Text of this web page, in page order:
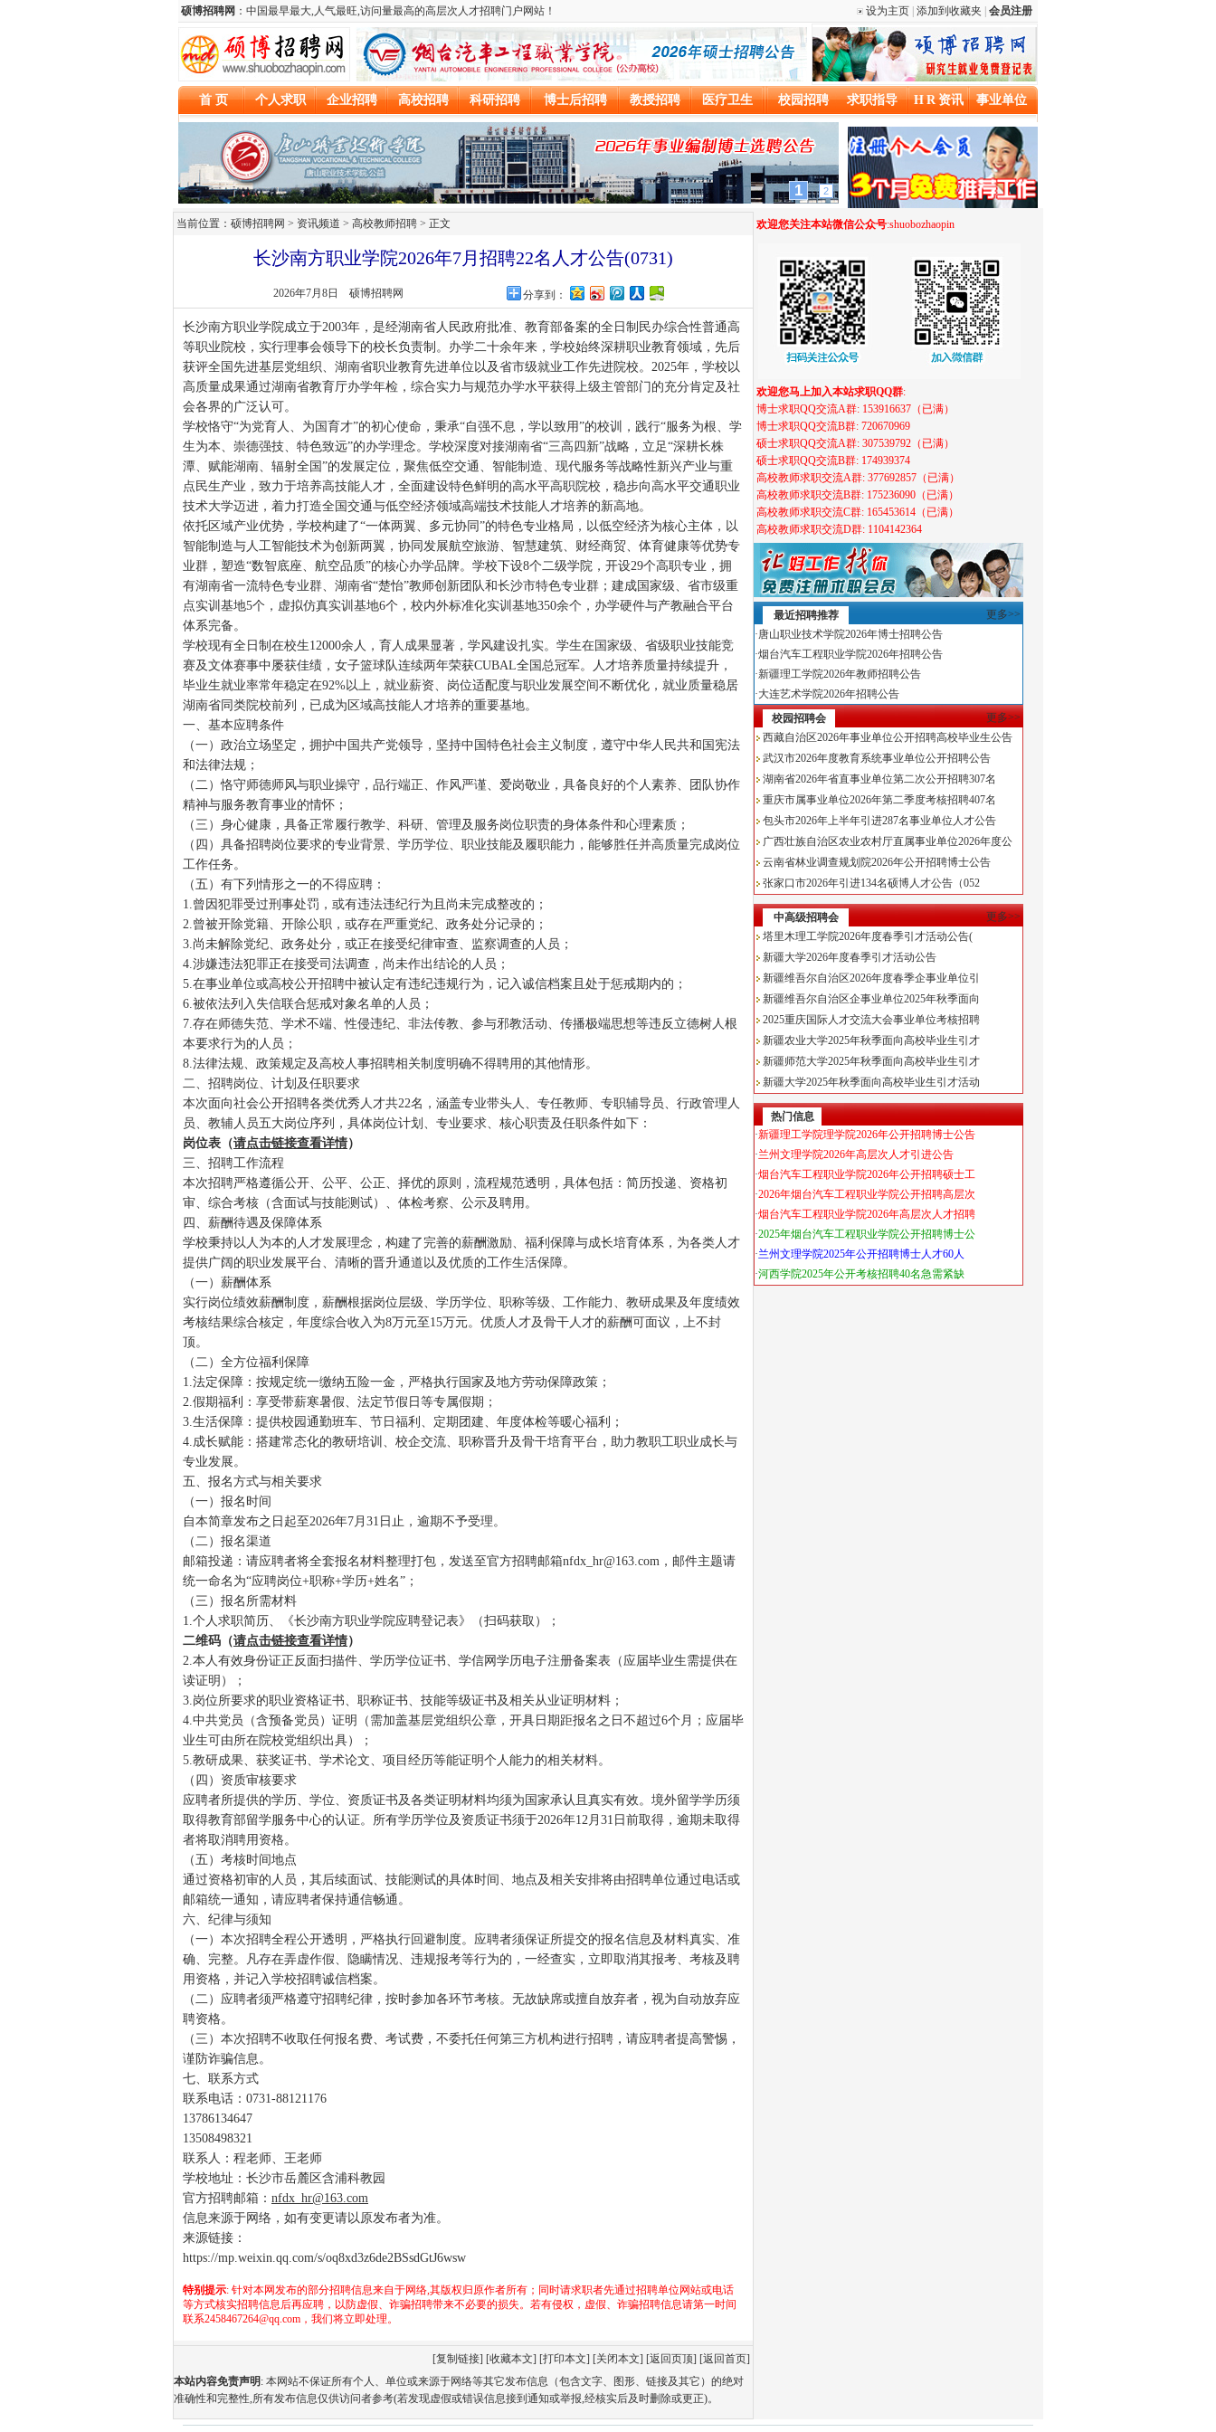
当前位置：硕博招聘网 > 资讯频道 > 高校教师招聘 > 正文
长沙南方职业学院2026年7月招聘22名人才公告(0731)
2026年7月8日 硕博招聘网 分享到：
长沙南方职业学院成立于2003年，是经湖南省人民政府批准、教育部备案的全日制民办综合性普通高
等职业院校，实行理事会领导下的校长负责制。办学二十余年来，学校始终深耕职业教育领域，先后
获评全国先进基层党组织、湖南省职业教育先进单位以及省市级就业工作先进院校。2025年，学校以
高质量成果通过湖南省教育厅办学年检，综合实力与规范办学水平获得上级主管部门的充分肯定及社
会各界的广泛认可。
学校恪守“为党育人、为国育才”的初心使命，秉承“自强不息，学以致用”的校训，践行“服务为根、学
生为本、崇德强技、特色致远”的办学理念。学校深度对接湖南省“三高四新”战略，立足“深耕长株
潭、赋能湖南、辐射全国”的发展定位，聚焦低空交通、智能制造、现代服务等战略性新兴产业与重
点民生产业，致力于培养高技能人才，全面建设特色鲜明的高水平高职院校，稳步向高水平交通职业
技术大学迈进，着力打造全国交通与低空经济领域高端技术技能人才培养的新高地。
依托区域产业优势，学校构建了“一体两翼、多元协同”的特色专业格局，以低空经济为核心主体，以
智能制造与人工智能技术为创新两翼，协同发展航空旅游、智慧建筑、财经商贸、体育健康等优势专
业群，塑造“数智底座、航空品质”的核心办学品牌。学校下设8个二级学院，开设29个高职专业，拥
有湖南省一流特色专业群、湖南省“楚怡”教师创新团队和长沙市特色专业群；建成国家级、省市级重
点实训基地5个，虚拟仿真实训基地6个，校内外标准化实训基地350余个，办学硬件与产教融合平台
体系完备。
学校现有全日制在校生12000余人，育人成果显著，学风建设扎实。学生在国家级、省级职业技能竞
赛及文体赛事中屡获佳绩，女子篮球队连续两年荣获CUBAL全国总冠军。人才培养质量持续提升，
毕业生就业率常年稳定在92%以上，就业薪资、岗位适配度与职业发展空间不断优化，就业质量稳居
湖南省同类院校前列，已成为区域高技能人才培养的重要基地。
一、基本应聘条件
（一）政治立场坚定，拥护中国共产党领导，坚持中国特色社会主义制度，遵守中华人民共和国宪法
和法律法规；
（二）恪守师德师风与职业操守，品行端正、作风严谨、爱岗敬业，具备良好的个人素养、团队协作
精神与服务教育事业的情怀；
（三）身心健康，具备正常履行教学、科研、管理及服务岗位职责的身体条件和心理素质；
（四）具备招聘岗位要求的专业背景、学历学位、职业技能及履职能力，能够胜任并高质量完成岗位
工作任务。
（五）有下列情形之一的不得应聘：
1.曾因犯罪受过刑事处罚，或有违法违纪行为且尚未完成整改的；
2.曾被开除党籍、开除公职，或存在严重党纪、政务处分记录的；
3.尚未解除党纪、政务处分，或正在接受纪律审查、监察调查的人员；
4.涉嫌违法犯罪正在接受司法调查，尚未作出结论的人员；
5.在事业单位或高校公开招聘中被认定有违纪违规行为，记入诚信档案且处于惩戒期内的；
6.被依法列入失信联合惩戒对象名单的人员；
7.存在师德失范、学术不端、性侵违纪、非法传教、参与邪教活动、传播极端思想等违反立德树人根
本要求行为的人员；
8.法律法规、政策规定及高校人事招聘相关制度明确不得聘用的其他情形。
二、招聘岗位、计划及任职要求
本次面向社会公开招聘各类优秀人才共22名，涵盖专业带头人、专任教师、专职辅导员、行政管理人
员、教辅人员五大岗位序列，具体岗位计划、专业要求、核心职责及任职条件如下：
岗位表（请点击链接查看详情）
三、招聘工作流程
本次招聘严格遵循公开、公平、公正、择优的原则，流程规范透明，具体包括：简历投递、资格初
审、综合考核（含面试与技能测试）、体检考察、公示及聘用。
四、薪酬待遇及保障体系
学校秉持以人为本的人才发展理念，构建了完善的薪酬激励、福利保障与成长培育体系，为各类人才
提供广阔的职业发展平台、清晰的晋升通道以及优质的工作生活保障。
（一）薪酬体系
实行岗位绩效薪酬制度，薪酬根据岗位层级、学历学位、职称等级、工作能力、教研成果及年度绩效
考核结果综合核定，年度综合收入为8万元至15万元。优质人才及骨干人才的薪酬可面议，上不封
顶。
（二）全方位福利保障
1.法定保障：按规定统一缴纳五险一金，严格执行国家及地方劳动保障政策；
2.假期福利：享受带薪寒暑假、法定节假日等专属假期；
3.生活保障：提供校园通勤班车、节日福利、定期团建、年度体检等暖心福利；
4.成长赋能：搭建常态化的教研培训、校企交流、职称晋升及骨干培育平台，助力教职工职业成长与
专业发展。
五、报名方式与相关要求
（一）报名时间
自本简章发布之日起至2026年7月31日止，逾期不予受理。
（二）报名渠道
邮箱投递：请应聘者将全套报名材料整理打包，发送至官方招聘邮箱nfdx_hr@163.com ，邮件主题请
统一命名为“应聘岗位+职称+学历+姓名”；
（三）报名所需材料
1.个人求职简历、《长沙南方职业学院应聘登记表》（扫码获取）；
二维码（请点击链接查看详情）
2.本人有效身份证正反面扫描件、学历学位证书、学信网学历电子注册备案表（应届毕业生需提供在
读证明）；
3.岗位所要求的职业资格证书、职称证书、技能等级证书及相关从业证明材料；
4.中共党员（含预备党员）证明（需加盖基层党组织公章，开具日期距报名之日不超过6个月；应届毕
业生可由所在院校党组织出具）；
5.教研成果、获奖证书、学术论文、项目经历等能证明个人能力的相关材料。
（四）资质审核要求
应聘者所提供的学历、学位、资质证书及各类证明材料均须为国家承认且真实有效。境外留学学历须
取得教育部留学服务中心的认证。所有学历学位及资质证书须于2026年12月31日前取得，逾期未取得
者将取消聘用资格。
（五）考核时间地点
通过资格初审的人员，其后续面试、技能测试的具体时间、地点及相关安排将由招聘单位通过电话或
邮箱统一通知，请应聘者保持通信畅通。
六、纪律与须知
（一）本次招聘全程公开透明，严格执行回避制度。应聘者须保证所提交的报名信息及材料真实、准
确、完整。凡存在弄虚作假、隐瞒情况、违规报考等行为的，一经查实，立即取消其报考、考核及聘
用资格，并记入学校招聘诚信档案。
（二）应聘者须严格遵守招聘纪律，按时参加各环节考核。无故缺席或擅自放弃者，视为自动放弃应
聘资格。
（三）本次招聘不收取任何报名费、考试费，不委托任何第三方机构进行招聘，请应聘者提高警惕，
谨防诈骗信息。
七、联系方式
联系电话：0731-88121176
13786134647
13508498321
联系人：程老师、王老师
学校地址：长沙市岳麓区含浦科教园
官方招聘邮箱： nfdx_hr@163.com
信息来源于网络，如有变更请以原发布者为准。
来源链接：
https://mp.weixin.qq.com/s/oq8xd3z6de2BSsdGtJ6wsw
特别提示: 针对本网发布的部分招聘信息来自于网络,其版权归原作者所有；同时请求职者先通过招聘单位网站或电话
等方式核实招聘信息后再应聘，以防虚假、诈骗招聘带来不必要的损失。若有侵权，虚假、诈骗招聘信息请第一时间
联系2458467264@qq.com，我们将立即处理。
[复制链接] [收藏本文] [打印本文] [关闭本文] [返回页顶] [返回首页]
本站内容免责声明 : 本网站不保证所有个人、单位或来源于网络等其它发布信息（包含文字、图形、链接及其它）的绝对
准确性和完整性,所有发布信息仅供访问者参考(若发现虚假或错误信息接到通知或举报,经核实后及时删除或更正)。